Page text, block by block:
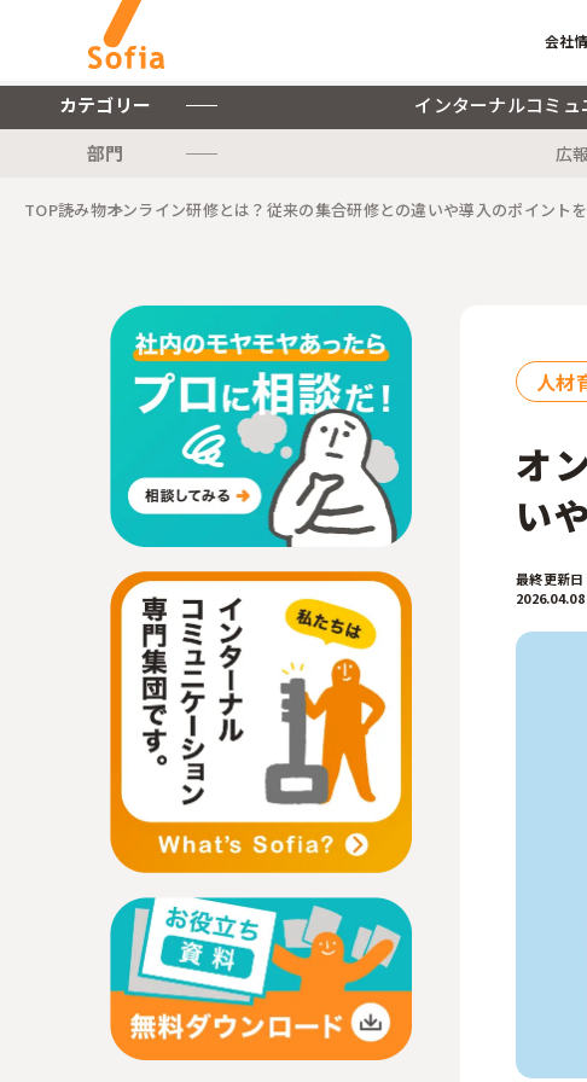
会社
インターナルコミュニケーションに関連する記事をご紹介します。
カテゴリー インターナルコミュ
部門
広報
TOP読み物オンライン研修とは？従来の集合研修との違いや導入のポイント
人材
オ
い
最終更新日
2026.04.08